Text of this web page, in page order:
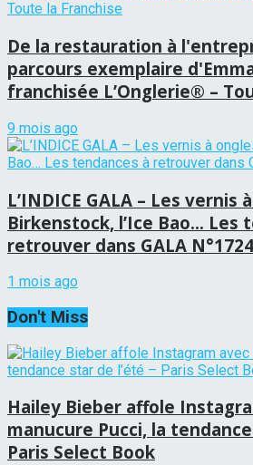
De la restauration à
parcours exemplaire
franchisée L’Onglerie® –
9 mois ago
L’INDICE GALA – Les vernis
Birkenstock, l’Ice Bao… Les
retrouver dans GALA
1 mois ago
Don't Miss
Hailey Bieber affole
manucure Pucci, la
Paris Select Book